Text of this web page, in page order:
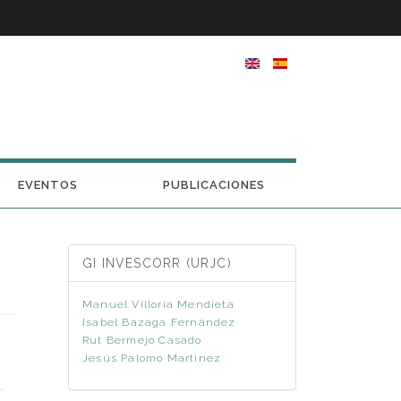
EVENTOS PUBLICACIONES
GI INVESCORR (URJC)
Manuel Villoria Mendieta
Isabel Bazaga Fernández
Rut Bermejo Casado
Jesús Palomo Martínez